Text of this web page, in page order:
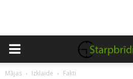
Mājas Izklaide Fakti